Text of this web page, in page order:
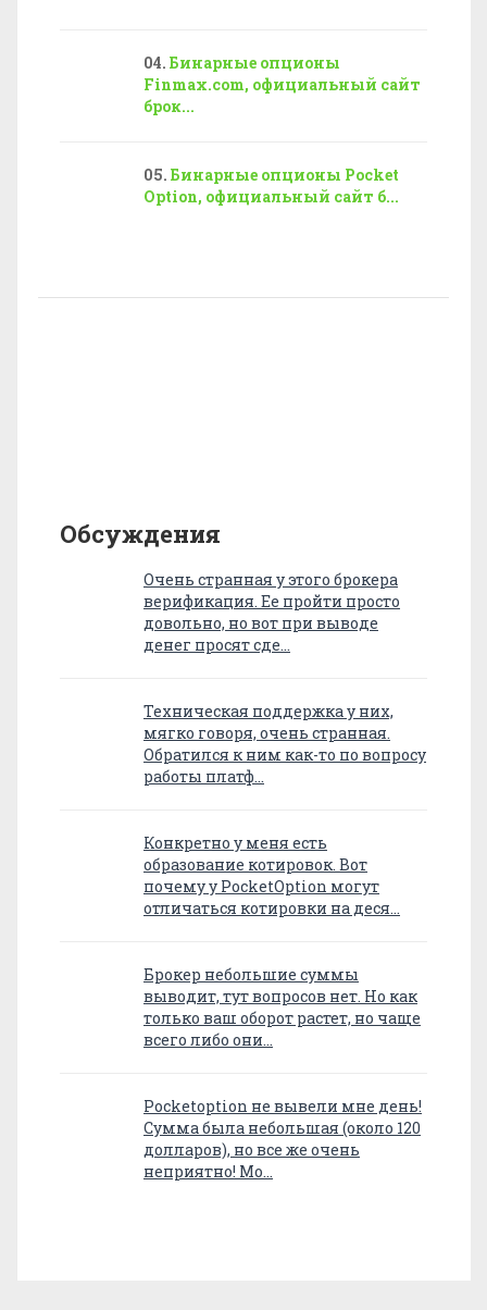
Бинарные опционы
Finmax.com, официальный сайт
брок...
Бинарные опционы Pocket
Option, официальный сайт б...
Обсуждения
Очень странная у этого брокера
верификация. Ее пройти просто
довольно, но вот при выводе
денег просят сде…
Техническая поддержка у них,
мягко говоря, очень странная.
Обратился к ним как-то по вопросу
работы платф…
Конкретно у меня есть
образование котировок. Вот
почему у PocketOption могут
отличаться котировки на деся…
Брокер небольшие суммы
выводит, тут вопросов нет. Но как
только ваш оборот растет, но чаще
всего либо они…
Pocketoption не вывели мне день!
Сумма была небольшая (около 120
долларов), но все же очень
неприятно! Мо…